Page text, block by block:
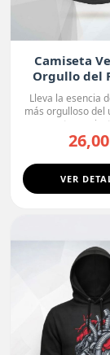
Camiseta
Orgullo del
Lleva la esencia
más orgulloso del
esta
VER